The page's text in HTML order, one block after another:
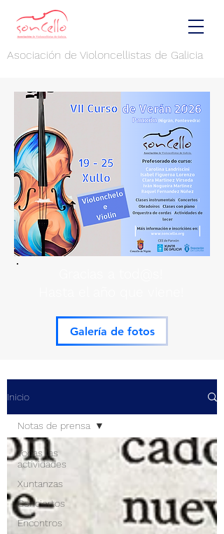
Asociación de Violoncellistas de Galicia
Galería de fotos
Inicio
Todas las
actividades
Xuntanzas
Conciertos
Encontros
Notas de prensa